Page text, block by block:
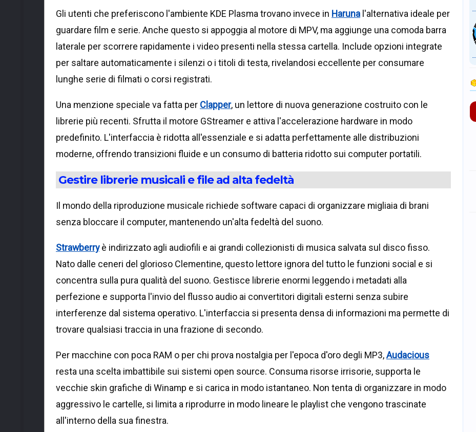
Gli utenti che preferiscono l'ambiente KDE Plasma trovano invece in Haruna l'alternativa ideale per
guardare film e serie. Anche questo si appoggia al motore di MPV, ma aggiunge una comoda barra
laterale per scorrere rapidamente i video presenti nella stessa cartella. Include opzioni integrate
per saltare automaticamente i silenzi o i titoli di testa, rivelandosi eccellente per consumare
lunghe serie di filmati o corsi registrati.
Una menzione speciale va fatta per Clapper, un lettore di nuova generazione costruito con le
librerie più recenti. Sfrutta il motore GStreamer e attiva l'accelerazione hardware in modo
predefinito. L'interfaccia è ridotta all'essenziale e si adatta perfettamente alle distribuzioni
moderne, offrendo transizioni fluide e un consumo di batteria ridotto sui computer portatili.
Gestire librerie musicali e file ad alta fedeltà
Il mondo della riproduzione musicale richiede software capaci di organizzare migliaia di brani
senza bloccare il computer, mantenendo un'alta fedeltà del suono.
Strawberryè indirizzato agli audiofili e ai grandi collezionisti di musica salvata sul disco fisso.
Nato dalle ceneri del glorioso Clementine, questo lettore ignora del tutto le funzioni social e si
concentra sulla pura qualità del suono. Gestisce librerie enormi leggendo i metadati alla
perfezione e supporta l'invio del flusso audio ai convertitori digitali esterni senza subire
interferenze dal sistema operativo. L'interfaccia si presenta densa di informazioni ma permette di
trovare qualsiasi traccia in una frazione di secondo.
Per macchine con poca RAM o per chi prova nostalgia per l'epoca d'oro degli MP3,Audacious
resta una scelta imbattibile sui sistemi open source. Consuma risorse irrisorie, supporta le
vecchie skin grafiche di Winamp e si carica in modo istantaneo. Non tenta di organizzare in modo
aggressivo le cartelle, si limita a riprodurre in modo lineare le playlist che vengono trascinate
all'interno della sua finestra.